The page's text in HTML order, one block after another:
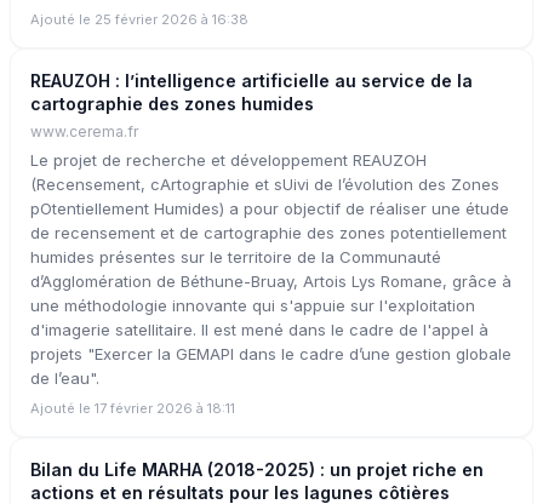
Ajouté le 25 février 2026 à 16:38
REAUZOH : l’intelligence artificielle au service de la
cartographie des zones humides
www.cerema.fr
Le projet de recherche et développement REAUZOH
(Recensement, cArtographie et sUivi de l’évolution des Zones
pOtentiellement Humides) a pour objectif de réaliser une étude
de recensement et de cartographie des zones potentiellement
humides présentes sur le territoire de la Communauté
d’Agglomération de Béthune-Bruay, Artois Lys Romane, grâce à
une méthodologie innovante qui s'appuie sur l'exploitation
d'imagerie satellitaire. Il est mené dans le cadre de l'appel à
projets "Exercer la GEMAPI dans le cadre d’une gestion globale
de l’eau".
Ajouté le 17 février 2026 à 18:11
Bilan du Life MARHA (2018-2025) : un projet riche en
actions et en résultats pour les lagunes côtières